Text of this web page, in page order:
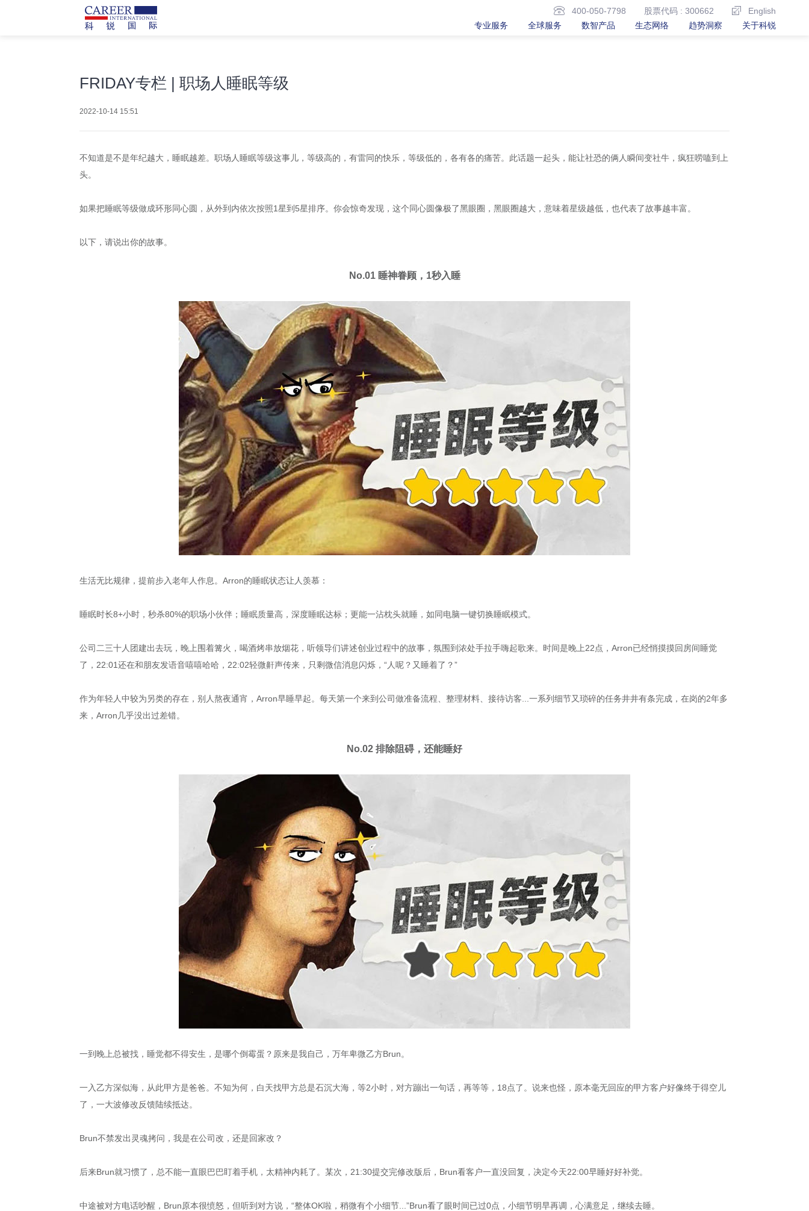
400-050-7798 股票代码 : 300662
English
专业服务
全球服务 数智产品 生态网络 趋势洞察 关于科锐
FRIDAY专栏 | 职场人睡眠等级
2022-10-14 15:51
不知道是不是年纪越大，睡眠越差。职场人睡眠等级这事儿，等级高的，有雷同的快乐，等级低的，各有各的痛苦。此话题一起头，能让社恐的俩人瞬间变社牛，疯狂唠嗑到上
头。
如果把睡眠等级做成环形同心圆，从外到内依次按照1星到5星排序。你会惊奇发现，这个同心圆像极了黑眼圈，黑眼圈越大，意味着星级越低，也代表了故事越丰富。
以下，请说出你的故事。
No.01 睡神眷顾，1秒入睡
生活无比规律，提前步入老年人作息。Arron的睡眠状态让人羡慕：
睡眠时长8+小时，秒杀80%的职场小伙伴；睡眠质量高，深度睡眠达标；更能一沾枕头就睡，如同电脑一键切换睡眠模式。
公司二三十人团建出去玩，晚上围着篝火，喝酒烤串放烟花，听领导们讲述创业过程中的故事，氛围到浓处手拉手嗨起歌来。时间是晚上22点，Arron已经悄摸摸回房间睡觉
了，22:01还在和朋友发语音嘻嘻哈哈，22:02轻微鼾声传来，只剩微信消息闪烁，“人呢？又睡着了？”
作为年轻人中较为另类的存在，别人熬夜通宵，Arron早睡早起。每天第一个来到公司做准备流程、整理材料、接待访客...一系列细节又琐碎的任务井井有条完成，在岗的2年多
来，Arron几乎没出过差错。
No.02 排除阻碍，还能睡好
一到晚上总被找，睡觉都不得安生，是哪个倒霉蛋？原来是我自己，万年卑微乙方Brun。
一入乙方深似海，从此甲方是爸爸。不知为何，白天找甲方总是石沉大海，等2小时，对方蹦出一句话，再等等，18点了。说来也怪，原本毫无回应的甲方客户好像终于得空儿
了，一大波修改反馈陆续抵达。
Brun不禁发出灵魂拷问，我是在公司改，还是回家改？
后来Brun就习惯了，总不能一直眼巴巴盯着手机，太精神内耗了。某次，21:30提交完修改版后，Brun看客户一直没回复，决定今天22:00早睡好好补觉。
中途被对方电话吵醒，Brun原本很愤怒，但听到对方说，“整体OK啦，稍微有个小细节...”Brun看了眼时间已过0点，小细节明早再调，心满意足，继续去睡。